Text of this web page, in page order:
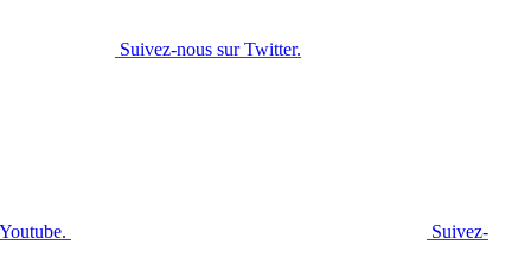
Suivez-nous sur Twitter.
Suivez-